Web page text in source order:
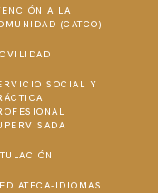
A LA
(CATCO)
SOCIAL Y
IDIOMAS